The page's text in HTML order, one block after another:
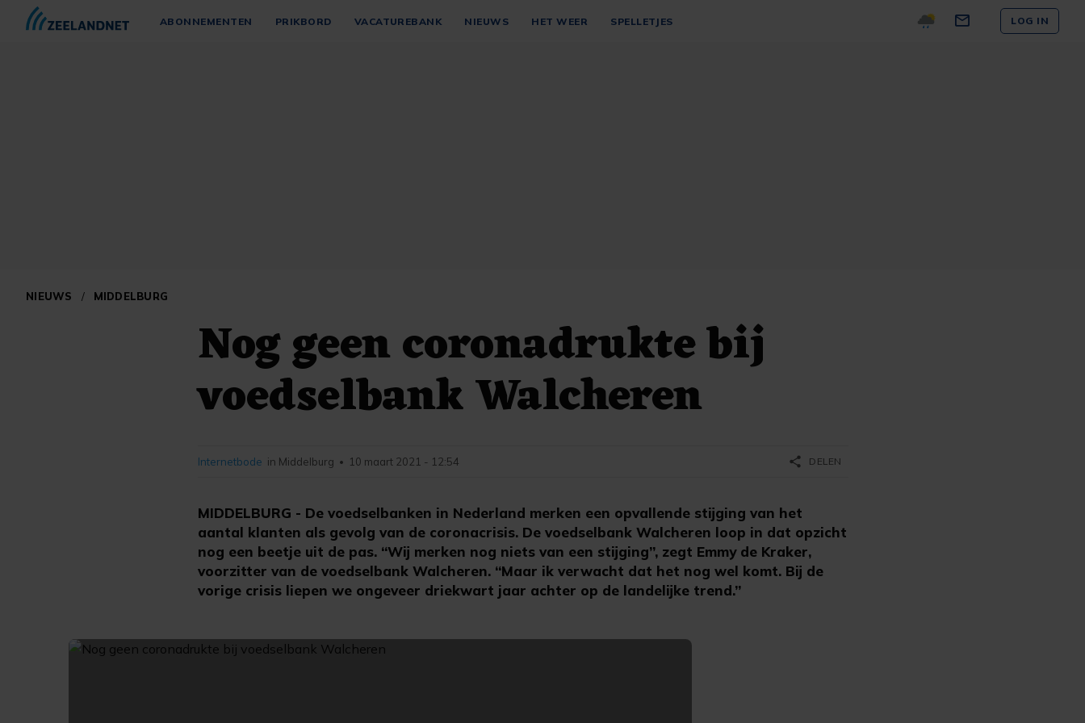
ABONNEMENTEN PRIKBORD VACATUREBANK NIEUWS HET WEER SPELLETJES LOG IN
NIEUWS / MIDDELBURG
Nog geen coronadrukte bij
voedselbank Walcheren
MIDDELBURG - De voedselbanken in Nederland merken een opvallende stijging van het
aantal klanten als gevolg van de coronacrisis. De voedselbank Walcheren loop in dat opzicht
nog een beetje uit de pas. “Wij merken nog niets van een stijging”, zegt Emmy de Kraker,
voorzitter van de voedselbank Walcheren. “Maar ik verwacht dat het nog wel komt. Bij de
vorige crisis liepen we ongeveer driekwart jaar achter op de landelijke trend.”
Internetbode in Middelburg • 10 maart 2021 - 12:54 share DELEN